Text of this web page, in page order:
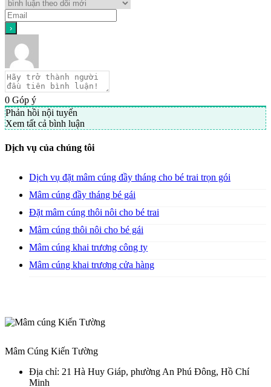
0 Góp ý
Phản hồi nội tuyến
Xem tất cả bình luận
Dịch vụ của chúng tôi
Dịch vụ đặt mâm cúng đầy tháng cho bé trai trọn gói
Mâm cúng đầy tháng bé gái
Đặt mâm cúng thôi nôi cho bé trai
Mâm cúng thôi nôi cho bé gái
Mâm cúng khai trương công ty
Mâm cúng khai trương cửa hàng
Mâm Cúng Kiến Tường
Địa chỉ: 21 Hà Huy Giáp, phường An Phú Đông, Hồ Chí
Minh